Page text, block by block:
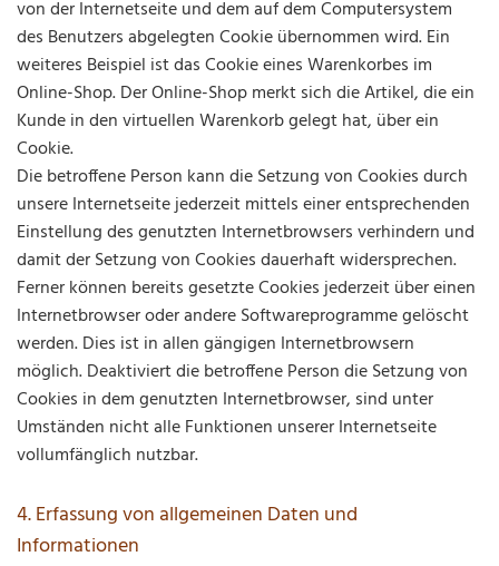
von der Internetseite und dem auf dem Computersystem
des Benutzers abgelegten Cookie übernommen wird. Ein
weiteres Beispiel ist das Cookie eines Warenkorbes im
Online-Shop. Der Online-Shop merkt sich die Artikel, die ein
Kunde in den virtuellen Warenkorb gelegt hat, über ein
Cookie.
Die betroffene Person kann die Setzung von Cookies durch
unsere Internetseite jederzeit mittels einer entsprechenden
Einstellung des genutzten Internetbrowsers verhindern und
damit der Setzung von Cookies dauerhaft widersprechen.
Ferner können bereits gesetzte Cookies jederzeit über einen
Internetbrowser oder andere Softwareprogramme gelöscht
werden. Dies ist in allen gängigen Internetbrowsern
möglich. Deaktiviert die betroffene Person die Setzung von
Cookies in dem genutzten Internetbrowser, sind unter
Umständen nicht alle Funktionen unserer Internetseite
vollumfänglich nutzbar.
4. Erfassung von allgemeinen Daten und
Informationen